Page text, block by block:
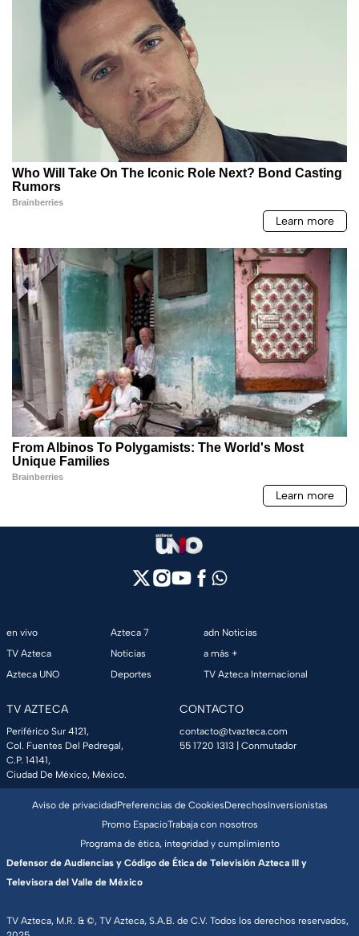
en vivo
TV Azteca
Azteca UNO
Azteca 7
Noticias
Deportes
adn Noticias
a más +
TV Azteca Internacional
TV AZTECA
Periférico Sur 4121,
Col. Fuentes Del Pedregal,
C.P. 14141,
Ciudad De México, México.
CONTACTO
contacto@tvazteca.com
55 1720 1313 | Conmutador
TV Azteca, M.R. & ©, TV Azteca, S.A.B. de C.V. Todos los derechos reservados,
Aviso de privacidadPreferencias de CookiesDerechosInversionistas
Promo EspacioTrabaja con nosotros
Programa de ética, integridad y cumplimiento
Defensor de Audiencias y Código de Ética de Televisión Azteca III y
Televisora del Valle de México